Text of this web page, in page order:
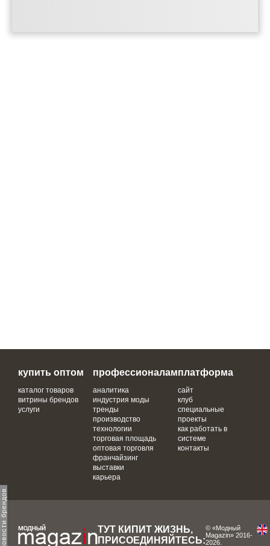
купить оптом
каталог товаров
витрины брендов
услуги
профессионалам
аналитика
индустрия моды
тренды
производство
технологии
торговая площадь
оптовая торговля
франчайзинг
выставки
карьера
платформа
сайт
клуб
специальные
проекты
как работать в
системе
контакты
ТУТ КИПИТ ЖИЗНЬ,
ПРИСОЕДИНЯЙТЕСЬ:
© «Модный
Magazin» 2016-
2026.